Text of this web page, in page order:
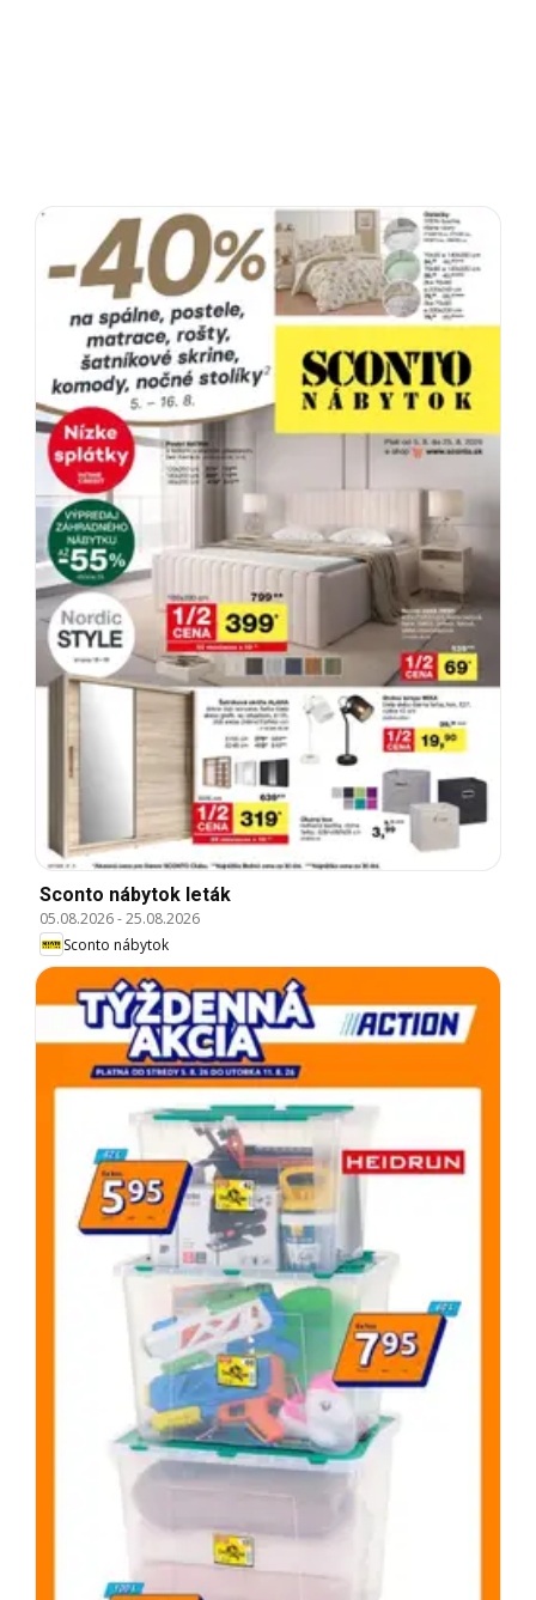
Sconto nábytok leták
05.08.2026-25.08.2026
Sconto nábytok